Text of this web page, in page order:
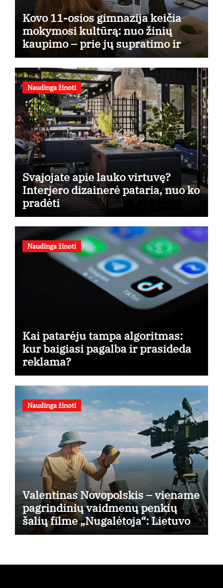
Kovo 11-osios gimnazija keičia
mokymosi kultūrą: nuo žinių
kaupimo – prie jų supratimo ir
taikymo
Naudinga žinoti
Svajojate apie lauko virtuvę?
Interjero dizainerė pataria, nuo ko
pradėti
Naudinga žinoti
Kai patarėju tampa algoritmas:
kur baigiasi pagalba ir prasideda
reklama?
Naudinga žinoti
Valentinas Novopolskis – viename
pagrindinių vaidmenų penkių
šalių filme „Nugalėtoja“: Lietuvos
kino teatruose – nuo rugpjūčio 7-